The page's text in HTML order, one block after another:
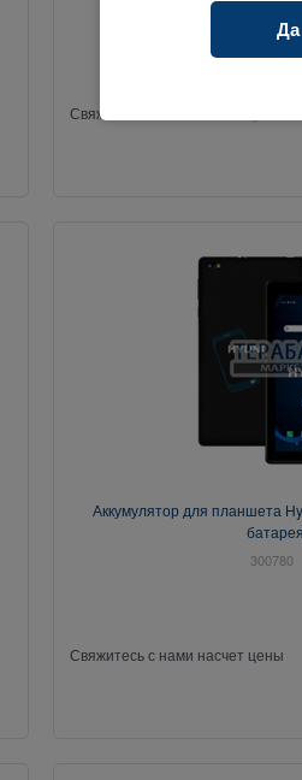
Свяжитесь с нами насчет цены
Аккумулятор для планшета
300780
Свяжитесь с нами насчет цены
Да